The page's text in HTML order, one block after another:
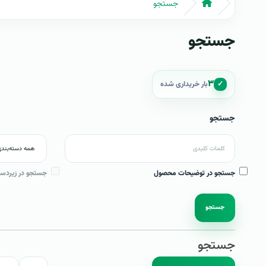
جستجو
جستجو
✓ ۳بار خریداری شده
جستجو
جستجو در توضیحات محصول جستجو در
جستجو
جستجو